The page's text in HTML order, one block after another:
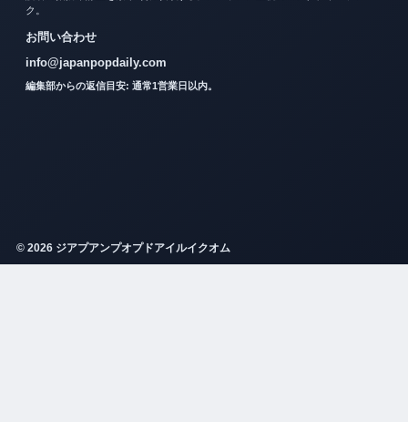
ク。
お問い合わせ
info@japanpopdaily.com
編集部からの返信目安: 通常1営業日以内。
© 2026 ジアプアンプオプドアイルイクオム